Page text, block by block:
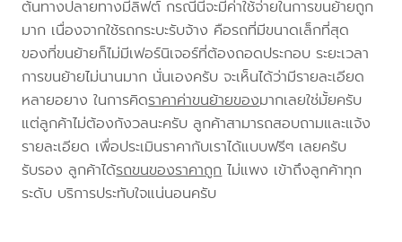
ต้นทางปลายทางมีลิฟต์ กรณีนี้จะมีค่าใช้จ่ายในการขนย้ายถูก
มาก เนื่องจากใช้รถกระบะรับจ้าง คือรถที่มีขนาดเล็กที่สุด
ของที่ขนย้ายก็ไม่มีเฟอร์นิเจอร์ที่ต้องถอดประกอบ ระยะเวลา
การขนย้ายไม่นานมาก นั่นเองครับ จะเห็นได้ว่ามีรายละเอียด
หลายอยาง ในการคิดราคาค่าขนย้ายของมากเลยใช่มั้ยครับ
แต่ลูกค้าไม่ต้องกังวลนะครับ ลูกค้าสามารถสอบถามและแจ้ง
รายละเอียด เพื่อประเมินราคากับเราได้แบบฟรีๆ เลยครับ
รับรอง ลูกค้าได้รถขนของราคาถูกไม่แพง เข้าถึงลูกค้าทุก
ระดับ บริการประทับใจแน่นอนครับ